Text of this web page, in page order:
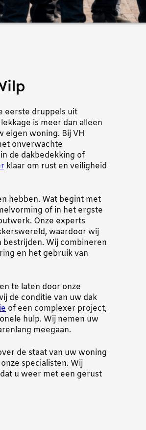
eerste druppels uit
is meer dan alleen
eigen woning. Bij VH
onverwachte
de dakbedekking of
klaar om rust en veiligheid
hebben. Wat begint met
of in het ergste
Onze experts
waardoor wij
Wij combineren
en het gebruik van
te laten door onze
de conditie van uw dak
of een complexer project,
hulp. Wij nemen uw
meegaan.
de staat van uw woning
specialisten. Wij
u weer met een gerust